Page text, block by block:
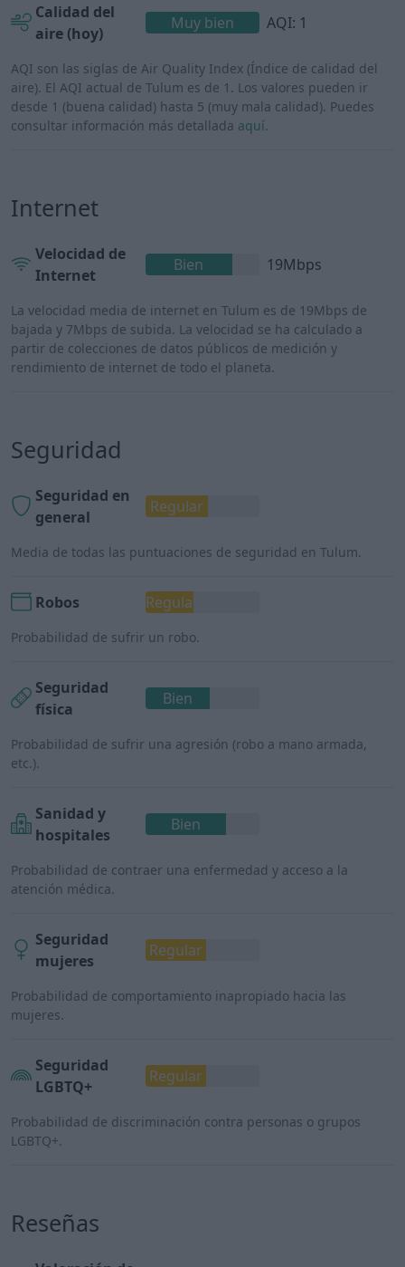
Calidad del
aire (hoy)
Muy bien AQI: 1
AQI son las siglas de Air Quality Index (Índice de calidad del
aire). El AQI actual de Tulum es de 1. Los valores pueden ir
desde 1 (buena calidad) hasta 5 (muy mala calidad). Puedes
consultar información más detallada aquí.
Internet
Velocidad de
Internet
Bien 19Mbps
La velocidad media de internet en Tulum es de 19Mbps de
bajada y 7Mbps de subida. La velocidad se ha calculado a
partir de colecciones de datos públicos de medición y
rendimiento de internet de todo el planeta.
Seguridad
Seguridad en
general
Regular
Media de todas las puntuaciones de seguridad en Tulum.
Robos Regular
Probabilidad de sufrir un robo.
Seguridad
física
Bien
Probabilidad de sufrir una agresión (robo a mano armada,
etc.).
Sanidad y
hospitales
Bien
Probabilidad de contraer una enfermedad y acceso a la
atención médica.
Seguridad
mujeres
Regular
Probabilidad de comportamiento inapropiado hacia las
mujeres.
Seguridad
LGBTQ+
Regular
Probabilidad de discriminación contra personas o grupos
LGBTQ+.
Reseñas